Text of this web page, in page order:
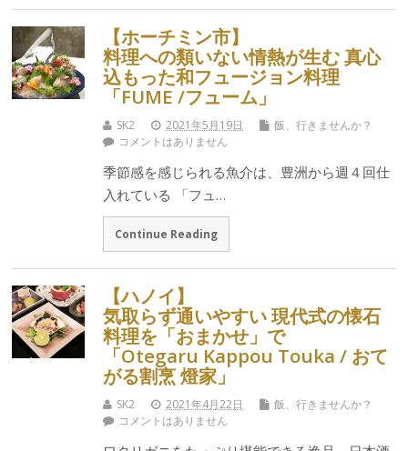
【ホーチミン市】
料理への類いない情熱が生む 真心
込もった和フュージョン料理
「FUME /フューム」
SK2 2021年5月19日
飯、行きませんか？
コメントはありません
季節感を感じられる魚介は、豊洲から週４回仕
入れている 「フュ…
Continue Reading
【ハノイ】
気取らず通いやすい 現代式の懐石
料理を「おまかせ」で
「Otegaru Kappou Touka / おて
がる割烹 燈家」
SK2 2021年4月22日
飯、行きませんか？
コメントはありません